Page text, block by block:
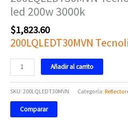
led 200w 3000k
$1,823.60
200LQLEDT30MVN
cantidad
Añadir al carrito
SKU:200LQLEDT30MVN Categoría:
Comparar